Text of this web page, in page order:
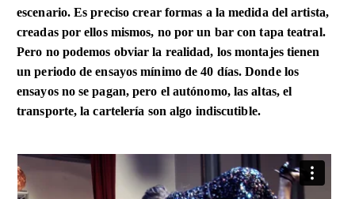
escenario. Es preciso crear formas a la medida del artista,
creadas por ellos mismos, no por un bar con tapa teatral.
Pero no podemos obviar la realidad, los montajes tienen
un periodo de ensayos mínimo de 40 días. Donde los
ensayos no se pagan, pero el autónomo, las altas, el
transporte, la cartelería son algo indiscutible.